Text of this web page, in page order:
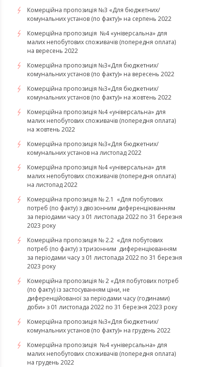
Комерційна пропозиція №3 «Для бюджетних/
комунальних установ (по факту)» на серпень 2022
Комерційна пропозиція №4 «універсальна» для
малих непобутових споживачів (попередня оплата)
на вересень 2022
Комерційна пропозиція №3«Для бюджетних/
комунальних установ (по факту)» на вересень 2022
Комерційна пропозиція №3«Для бюджетних/
комунальних установ (по факту)» на жовтень 2022
Комерційна пропозиція №4 «універсальна» для
малих непобутових споживачів (попередня оплата)
на жовтень 2022
Комерційна пропозиція №3«Для бюджетних/
комунальних установ на листопад 2022
Комерційна пропозиція №4 «універсальна» для
малих непобутових споживачів (попередня оплата)
на листопад 2022
Комерційна пропозиція № 2.1 «Для побутових
потреб (по факту) з двозонним диференціюванням
за періодами часу з 01 листопада 2022 по 31 березня
2023 року
Комерційна пропозиція № 2.2 «Для побутових
потреб (по факту) з тризонним диференціюванням
за періодами часу з 01 листопада 2022 по 31 березня
2023 року
Комерційна пропозиція № 2 «Для побутових потреб
(по факту) із застосуванням ціни, не
диференційованої за періодами часу (годинами)
доби» з 01 листопада 2022 по 31 березня 2023 року
Комерційна пропозиція №3«Для бюджетних/
комунальних установ (по факту)» на грудень 2022
Комерційна пропозиція №4 «універсальна» для
малих непобутових споживачів (попередня оплата)
на грудень 2022